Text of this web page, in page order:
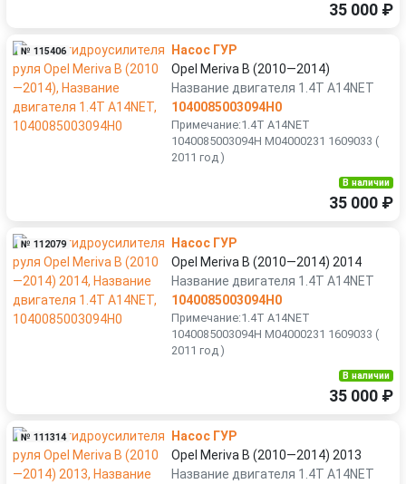
35 000 ₽
№ 115406
Насос ГУР
Opel Meriva B (2010—2014)
Название двигателя 1.4T A14NET
1040085003094H0
Примечание:1.4T A14NET
1040085003094H M04000231 1609033 (
2011 год )
В наличии
35 000 ₽
№ 112079
Насос ГУР
Opel Meriva B (2010—2014) 2014
Название двигателя 1.4T A14NET
1040085003094H0
Примечание:1.4T A14NET
1040085003094H M04000231 1609033 (
2011 год )
В наличии
35 000 ₽
№ 111314
Насос ГУР
Opel Meriva B (2010—2014) 2013
Название двигателя 1.4T A14NET